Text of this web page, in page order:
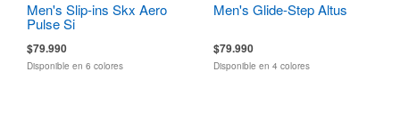
Men's Slip-ins Skx Aero
Pulse Si
$79.990
Disponible en 6 colores
Men's Glide-Step Altus
$79.990
Disponible en 4 colores